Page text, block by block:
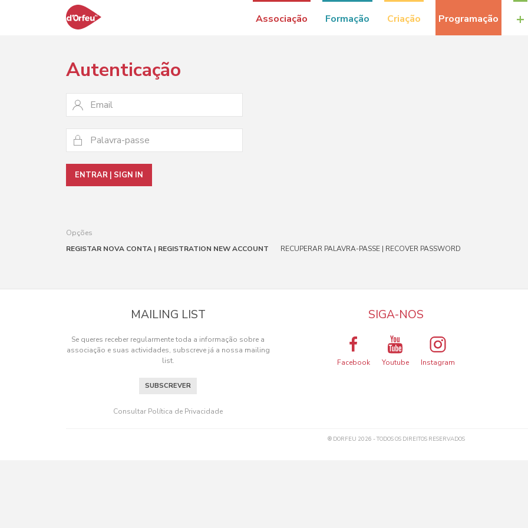
Associação Formação Criação Programação +
Autenticação
ENTRAR | SIGN IN
Opções
REGISTAR NOVA CONTA | REGISTRATION NEW ACCOUNT
RECUPERAR PALAVRA-PASSE | RECOVER PASSWORD
MAILING LIST
Se queres receber regularmente toda a informação sobre a
associação e suas actividades, subscreve já a nossa mailing
list.
SUBSCREVER
Consultar Política de Privacidade
SIGA-NOS
Facebook Youtube Instagram
® DORFEU 2026 - TODOS OS DIREITOS RESERVADOS